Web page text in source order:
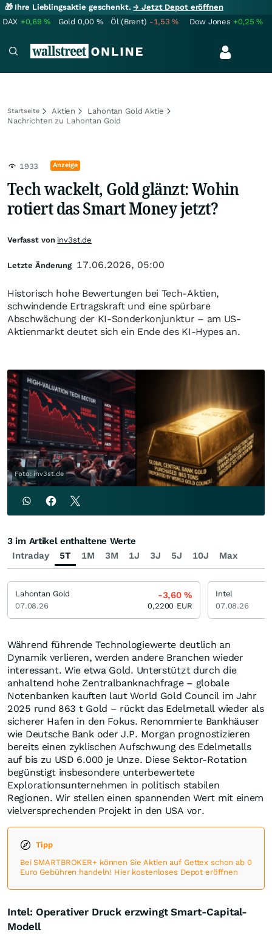
🎁 Ihre Lieblingsaktie geschenkt.→ Jetzt Depot eröffnen
DAX +0,69% Gold 0,00 % Öl (Brent) -1,53% Dow Jones +0,25%
Startseite Aktien
Lahontan Gold Aktie
Nachrichten zu Lahontan Gold
1933 Anzeige
Tech wackelt, Gold glänzt: Wohin
rotiert das Smart Money jetzt?
Historisch hohe Bewertungen bei Tech-Aktien,
schwindende Ertragskraft und eine spürbare
Abschwächung der KI-Sonderkonjunktur – am US-
Aktienmarkt deutet sich ein Ende des KI-Hypes an.
Foto: inv3st.de
Während führende Technologiewerte deutlich an
Dynamik verlieren, werden andere Branchen wieder
interessant. Wie etwa Gold. Unterstützt durch die
anhaltend hohe Zentralbanknachfrage – globale
Notenbanken kauften laut World Gold Council im Jahr
2025 rund 863 t Gold – rückt das Edelmetall wieder als
sicherer Hafen in den Fokus. Renommierte Bankhäuser
wie Deutsche Bank oder J.P. Morgan prognostizieren
bereits einen zyklischen Aufschwung des Edelmetalls
auf bis zu USD 6.000 je Unze. Diese Sektor-Rotation
begünstigt insbesondere unterbewertete
Explorationsunternehmen in politisch stabilen
Regionen. Wir stellen einen spannenden Wert mit einem
vielversprechenden Projekt in den USA vor.
Tipp
Bei SMARTBROKER+ können Sie Aktien auf Gettex schon ab 0
Euro Gebühren handeln! Hier kostenloses Depot eröffnen
Intel: Operativer Druck erzwingt Smart-Capital-
Modell
Verfasst von inv3st.de
Letzte Änderung 17.06.2026, 05:00
Intraday 5T 1M 3M 1J 3J 5J 10J Max
3 im Artikel enthaltene Werte
Lahontan Gold
07.08.26
-3,60%
0,2200 EUR
Intel
07.08.26